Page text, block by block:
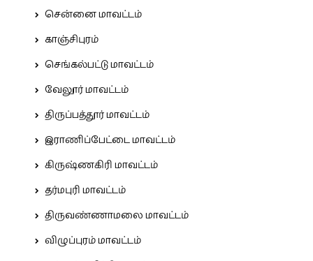
சென்னை மாவட்டம்
காஞ்சிபுரம்
செங்கல்பட்டு மாவட்டம்
வேலூர் மாவட்டம்
திருப்பத்தூர் மாவட்டம்
இராணிப்பேட்டை மாவட்டம்
கிருஷ்ணகிரி மாவட்டம்
தர்மபுரி மாவட்டம்
திருவண்ணாமலை மாவட்டம்
விழுப்புரம் மாவட்டம்